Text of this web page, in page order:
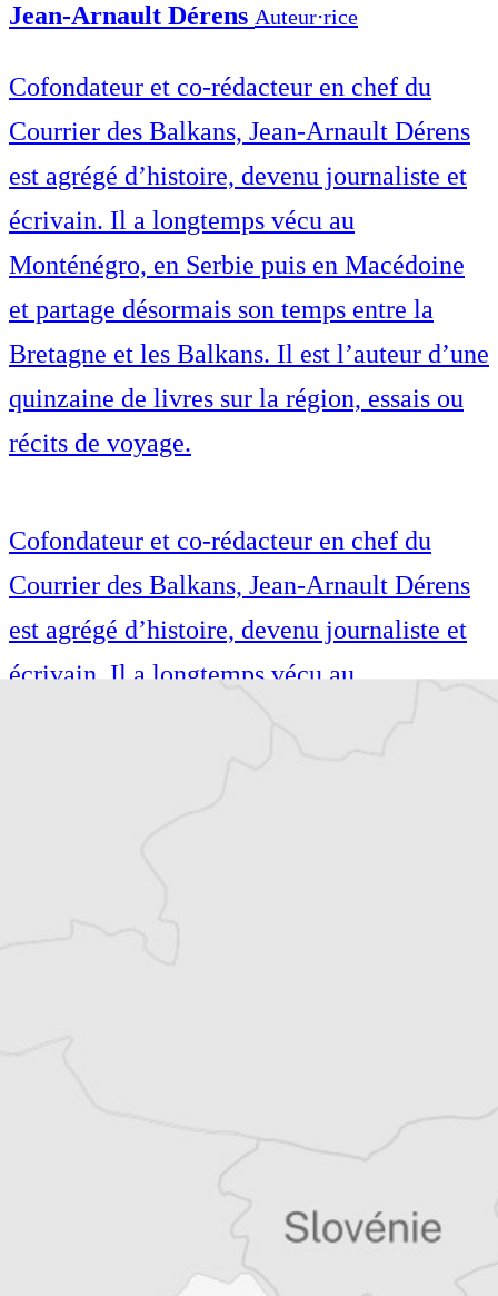
Jean-Arnault Dérens Auteur⋅rice
Cofondateur et co-rédacteur en chef du
Courrier des Balkans, Jean-Arnault Dérens
est agrégé d’histoire, devenu journaliste et
écrivain. Il a longtemps vécu au
Monténégro, en Serbie puis en Macédoine
et partage désormais son temps entre la
Bretagne et les Balkans. Il est l’auteur d’une
quinzaine de livres sur la région, essais ou
récits de voyage.
Cofondateur et co-rédacteur en chef du
Courrier des Balkans, Jean-Arnault Dérens
est agrégé d’histoire, devenu journaliste et
écrivain. Il a longtemps vécu au